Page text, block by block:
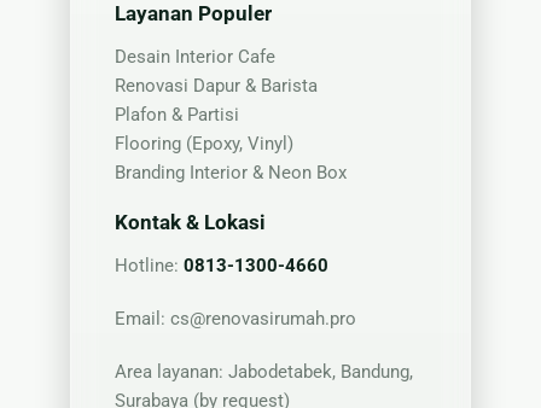
Layanan Populer
Desain Interior Cafe
Renovasi Dapur & Barista
Plafon & Partisi
Flooring (Epoxy, Vinyl)
Branding Interior & Neon Box
Kontak & Lokasi
Hotline:0813-1300-4660
Email:cs@renovasirumah.pro
Area layanan: Jabodetabek, Bandung,
Surabaya (by request)